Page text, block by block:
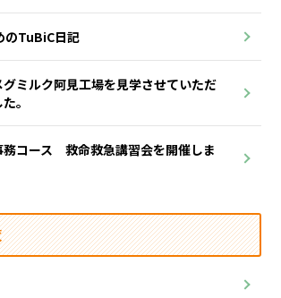
のTuBiC日記
グミルク阿見工場を見学させていただ
。
務コース 救命救急講習会を開催しま